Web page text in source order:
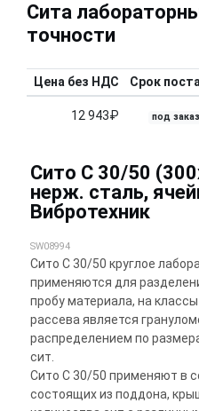
Сита лабораторные нормальной
точности
Цена без НДС Срок
12 943₽ под заказ
Сито С 30/50
нерж. сталь,
Вибротехник
SW08994
Сито С 30/50 круглое
применяются для
пробу материала, на
рассева является
распределением по
сит.
Сито С 30/50 применяют в
состоящих из поддона,